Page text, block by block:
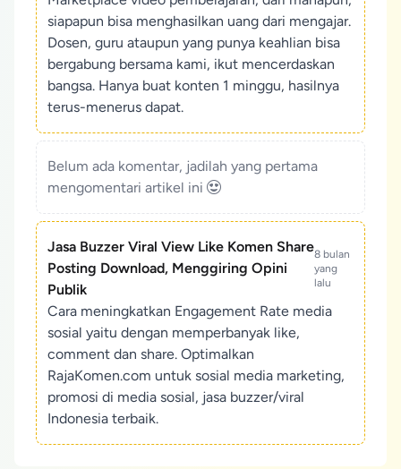
siapapun bisa menghasilkan uang dari mengajar.
Dosen, guru ataupun yang punya keahlian bisa
bergabung bersama kami, ikut mencerdaskan
bangsa. Hanya buat konten 1 minggu, hasilnya
terus-menerus dapat.
Belum ada komentar, jadilah yang pertama
mengomentari artikel ini
Jasa Buzzer Viral View Like Komen Share
Posting Download, Menggiring Opini
Publik
8 bulan
yang
lalu
Cara meningkatkan Engagement Rate media
sosial yaitu dengan memperbanyak like,
comment dan share. Optimalkan
RajaKomen.com untuk sosial media marketing,
promosi di media sosial, jasa buzzer/viral
Indonesia terbaik.